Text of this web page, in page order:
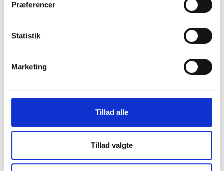
Præferencer
Statistik
Marketing
Tillad alle
Tillad valgte
Ekoflex kontorskab
1090x800x355mm i eg laminat
med lave døre